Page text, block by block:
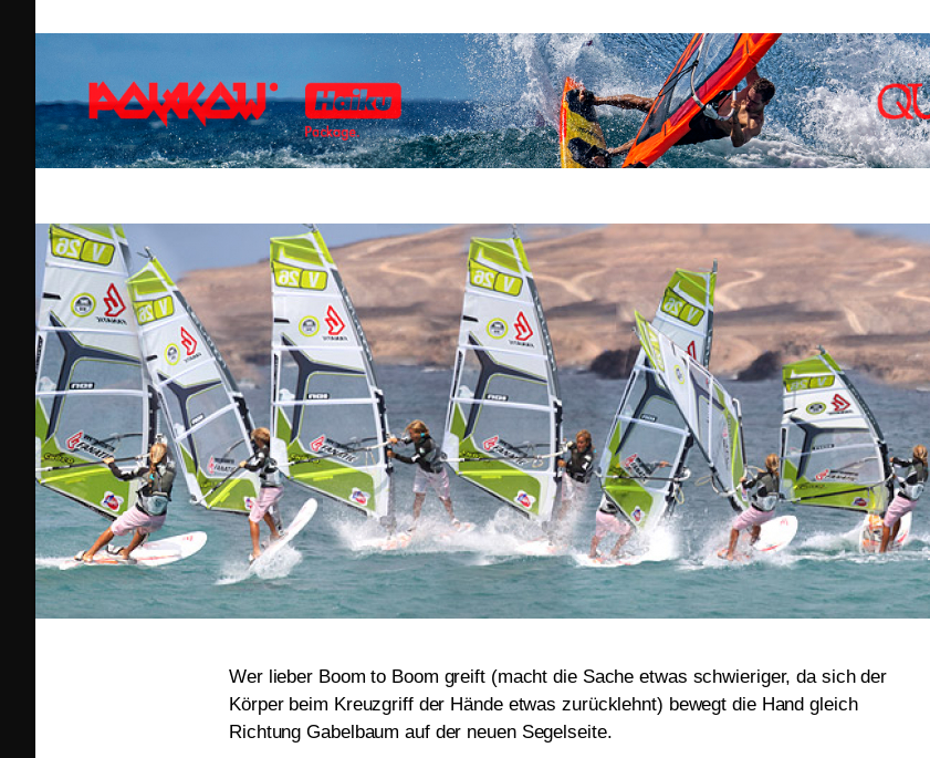
Wer lieber Boom to Boom greift (macht die Sache etwas schwieriger, da sich der
Körper beim Kreuzgriff der Hände etwas zurücklehnt) bewegt die Hand gleich
Richtung Gabelbaum auf der neuen Segelseite.